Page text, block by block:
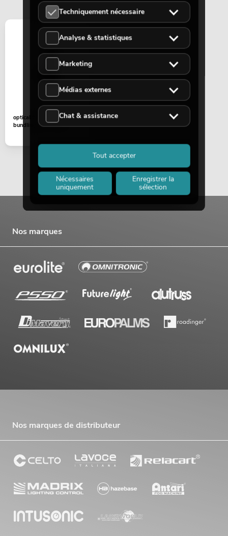
optical fiber (Light
bundling) EYE-1940
Nos marques
Nos marques de distributeur
Techniquement nécessaire
Analyse & statistiques
Marketing
Médias externes
Chat & assistance
Nécessaires
uniquement
Enregistrer la
sélection
Tout accepter